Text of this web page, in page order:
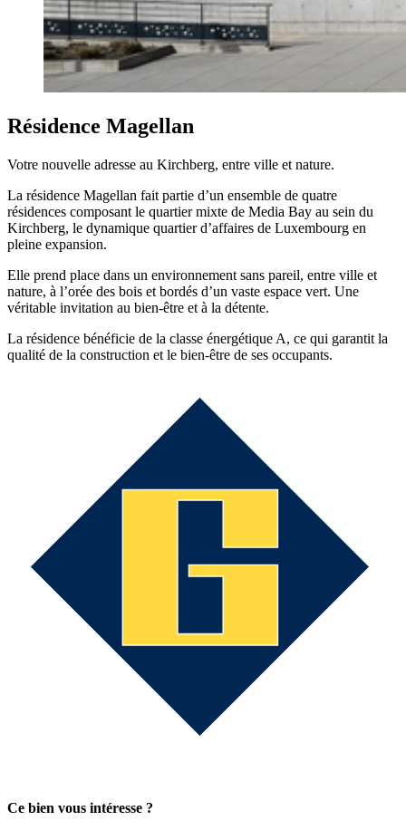
Résidence Magellan
Votre nouvelle adresse au Kirchberg, entre ville et nature.
La résidence Magellan fait partie d’un ensemble de quatre
résidences composant le quartier mixte de Media Bay au sein du
Kirchberg, le dynamique quartier d’affaires de Luxembourg en
pleine expansion.
Elle prend place dans un environnement sans pareil, entre ville et
nature, à l’orée des bois et bordés d’un vaste espace vert. Une
véritable invitation au bien-être et à la détente.
La résidence bénéficie de la classe énergétique A, ce qui garantit la
qualité de la construction et le bien-être de ses occupants.
Ce bien vous intéresse ?